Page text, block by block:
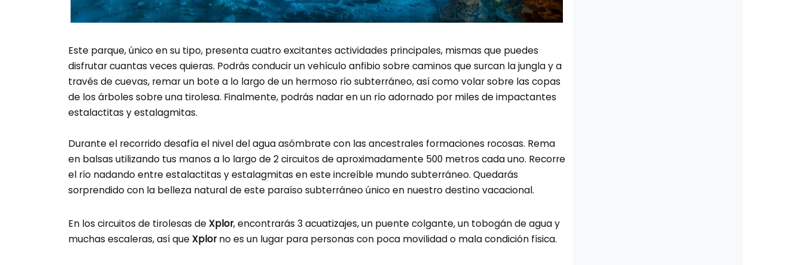
Este parque, único en su tipo, presenta cuatro excitantes actividades principales, mismas que puedes
disfrutar cuantas veces quieras. Podrás conducir un vehículo anfibio sobre caminos que surcan la jungla y a
través de cuevas, remar un bote a lo largo de un hermoso río subterráneo, así como volar sobre las copas
de los árboles sobre una tirolesa. Finalmente, podrás nadar en un río adornado por miles de impactantes
estalactitas y estalagmitas.
Durante el recorrido desafía el nivel del agua asómbrate con las ancestrales formaciones rocosas. Rema
en balsas utilizando tus manos a lo largo de 2 circuitos de aproximadamente 500 metros cada uno. Recorre
el río nadando entre estalactitas y estalagmitas en este increíble mundo subterráneo. Quedarás
sorprendido con la belleza natural de este paraíso subterráneo único en nuestro destino vacacional.
En los circuitos de tirolesas deXplor, encontrarás 3 acuatizajes, un puente colgante, un tobogán de agua y
muchas escaleras, así queXplorno es un lugar para personas con poca movilidad o mala condición física.